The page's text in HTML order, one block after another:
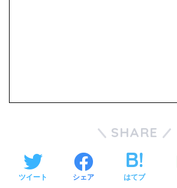
SHARE
ツイート シェア はてブ